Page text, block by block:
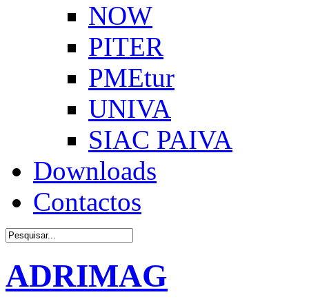
NOW
PITER
PMEtur
UNIVA
SIAC PAIVA
Downloads
Contactos
ADRIMAG